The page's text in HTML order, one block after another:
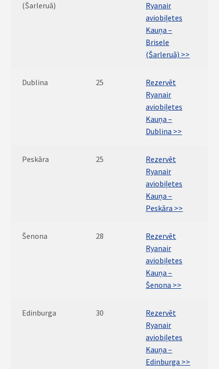
(Šarleruā)
Ryanair
aviobiļetes
Kauņa –
Brisele
(Šarleruā) >>
Dublina 25
Rezervēt
Ryanair
aviobiļetes
Kauņa –
Dublina >>
Peskāra 25
Rezervēt
Ryanair
aviobiļetes
Kauņa –
Peskāra >>
Šenona 28
Rezervēt
Ryanair
aviobiļetes
Kauņa –
Šenona >>
Edinburga 30
Rezervēt
Ryanair
aviobiļetes
Kauņa –
Edinburga >>